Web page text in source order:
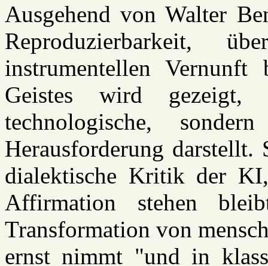
Ausgehend von Walter
Reproduzierbarkeit,
instrumentellen
Geistes wird
technologische,
Herausforderung
dialektische Kritik der
Affirmation stehen
Transformation von
ernst nimmt "und in